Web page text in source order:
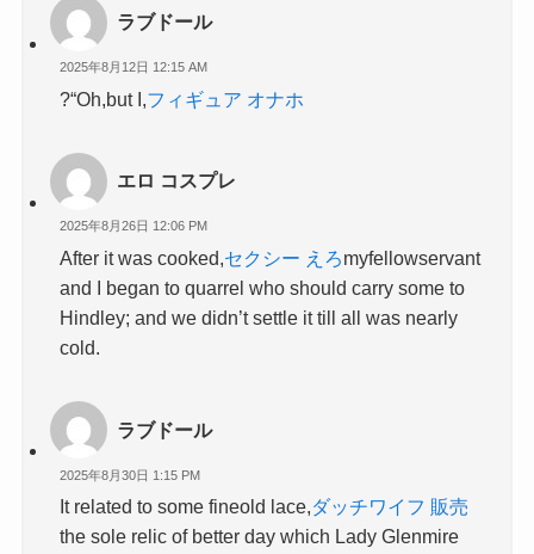
ラブドール
2025年8月12日 12:15 AM
?“Oh,but I,フィギュア オナホ
エロ コスプレ
2025年8月26日 12:06 PM
After it was cooked,セクシー えろmyfellowservant
and I began to quarrel who should carry some to
Hindley; and we didn’t settle it till all was nearly
cold.
ラブドール
2025年8月30日 1:15 PM
It related to some fineold lace,ダッチワイフ 販売
the sole relic of better day which Lady Glenmire